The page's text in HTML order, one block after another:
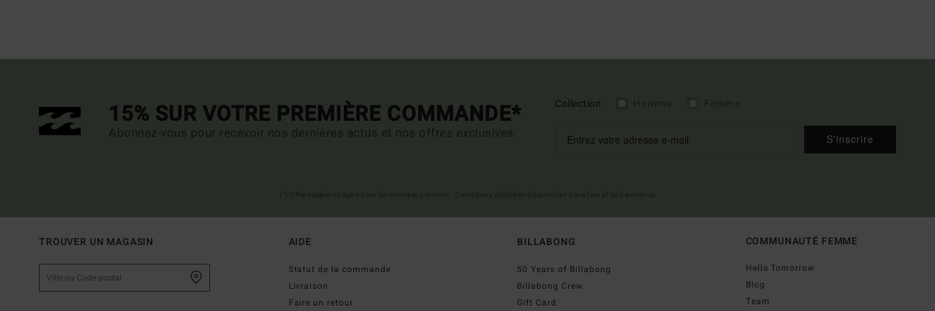
15% SUR VOTRE PREMIÈRE COMMANDE*
Abonnez-vous pour recevoir nos dernières actus et nos offres exclusives.
Collection
S'inscrire
TROUVER UN MAGASIN AIDE
Statut de la commande
Livraison
Faire un retour
BILLABONG
50 Years of Billabong
Billabong Crew
Gift Card
COMMUNAUTÉ FEMME
Hello Tomorrow
Blog
Team